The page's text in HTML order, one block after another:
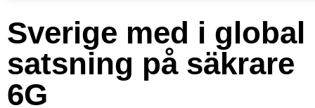
Sverige med i global
satsning på säkrare
6G